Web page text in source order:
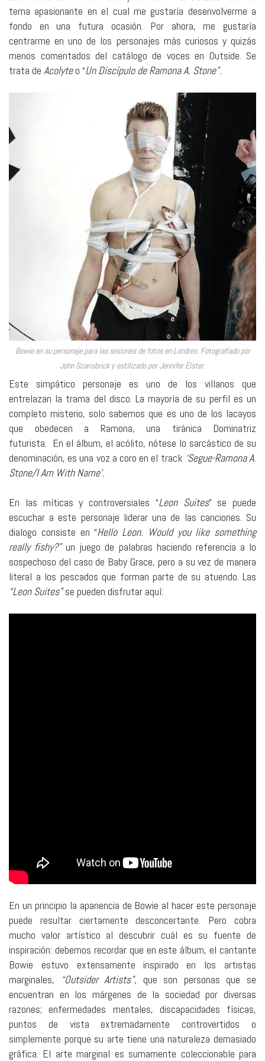
tema apasionante en el cual me gustaría desenvolverme a
fondo en una futura ocasión. Por ahora, me gustaría
centrarme en uno de los personajes más curiosos y quizás
menos comentados del catálogo de voces en Outside. Se
trata de Acolyteo “Un Discípulo de Ramona A. Stone”.
Bowie en su personaje para las sesiones de fotos en Londres. Fotografíado por
John Scarisbrick y estilizado por Jennifer Elster.
Este simpático personaje es uno de los villanos que
entrelazan la trama del disco. La mayoría de su perfil es un
completo misterio, solo sabemos que es uno de los lacayos
que obedecen a Ramona, una tiránica Dominatriz
futurista. En el álbum, el acólito, nótese lo sarcástico de su
denominación, es una voz a coro en el track ‘Segue-Ramona A.
Stone/I Am With Name’.
En las míticas y controversiales “Leon Suites” se puede
escuchar a este personaje liderar una de las canciones. Su
dialogo consiste en “Hello Leon. Would you like something
really fishy?”un juego de palabras haciendo referencia a lo
sospechoso del caso de Baby Grace, pero a su vez de manera
literal a los pescados que forman parte de su atuendo. Las
“Leon Suites”se pueden disfrutar aquí:
En un principio la apariencia de Bowie al hacer este personaje
puede resultar ciertamente desconcertante. Pero cobra
mucho valor artístico al descubrir cuál es su fuente de
inspiración: debemos recordar que en este álbum, el cantante
Bowie estuvo extensamente inspirado en los artistas
marginales,
“Outsider Artists”, que son personas que se
encuentran en los márgenes de la sociedad por diversas
razones; enfermedades mentales, discapacidades físicas,
puntos de vista extremadamente controvertidos o
simplemente porque su arte tiene una naturaleza demasiado
gráfica. El arte marginal es sumamente coleccionable para